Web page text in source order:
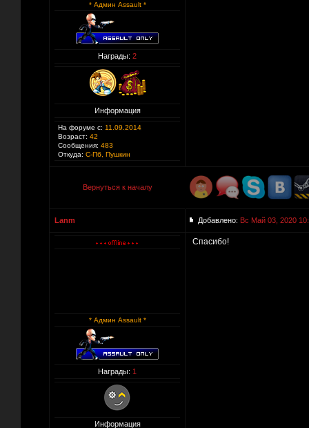
* Админ Assault *
Награды: 2
Информация
На форуме с: 11.09.2014
Возраст: 42
Сообщения: 483
Откуда: С-Пб, Пушкин
Вернуться к началу
Lanm Добавлено: Вс Май 03, 2020
* Админ Assault *
Награды: 1
Информация
Спасибо!